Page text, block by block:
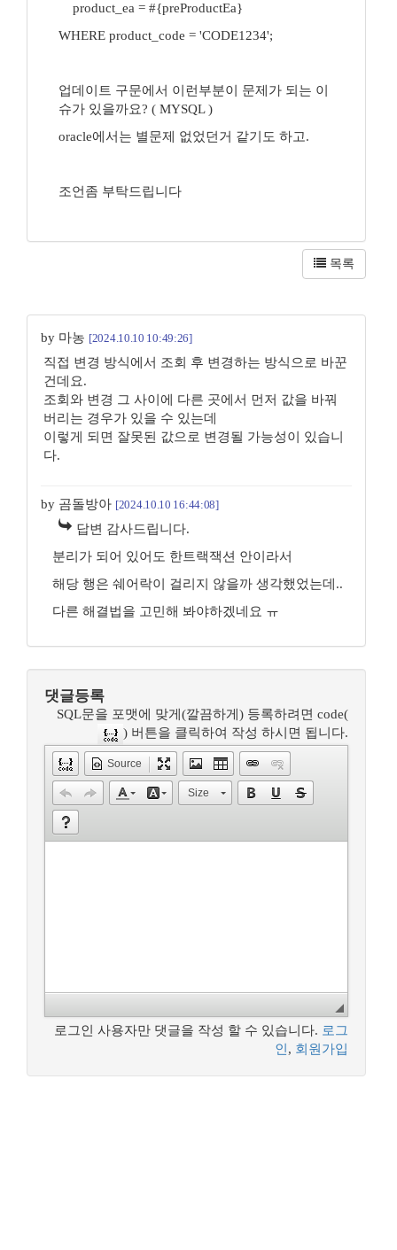
product_ea = #{preProductEa}
WHERE product_code = 'CODE1234';
업데이트 구문에서 이런부분이 문제가 되는 이
슈가 있을까요? ( MYSQL )
oracle에서는 별문제 없었던거 같기도 하고.
조언좀 부탁드립니다
목록
by 마농 [2024.10.10 10:49:26]
직접 변경 방식에서 조회 후 변경하는 방식으로 바꾼
건데요.
조회와 변경 그 사이에 다른 곳에서 먼저 값을 바꿔
버리는 경우가 있을 수 있는데
이렇게 되면 잘못된 값으로 변경될 가능성이 있습니
다.
by 곰돌방아 [2024.10.10 16:44:08]
답변 감사드립니다.
분리가 되어 있어도 한트랙잭션 안이라서
해당 행은 쉐어락이 걸리지 않을까 생각했었는데..
다른 해결법을 고민해 봐야하겠네요 ㅠ
댓글등록
SQL문을 포맷에 맞게(깔끔하게) 등록하려면 code(
) 버튼을 클릭하여 작성 하시면 됩니다.
Source
Size
로그인 사용자만 댓글을 작성 할 수 있습니다. 로그
인 , 회원가입